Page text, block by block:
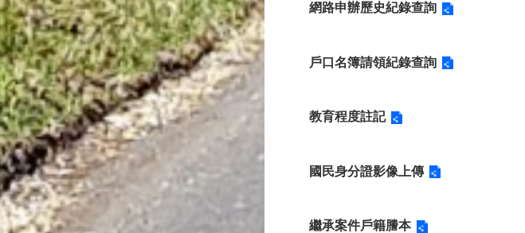
網路申辦歷史紀錄查詢
戶口名簿請領紀錄查詢
教育程度註記
國民身分證影像上傳
繼承案件戶籍謄本